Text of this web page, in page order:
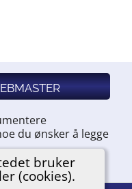
bruker
(cookies).
du ønsker å legge